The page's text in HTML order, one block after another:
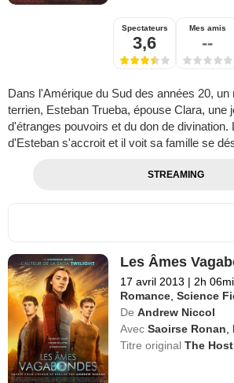
Spectateurs
3,6
Mes amis
--
Dans l'Amérique du Sud des années 20, un
terrien, Esteban Trueba, épouse Clara, une
d'étranges pouvoirs et du don de divination.
d'Esteban s'accroit et il voit sa famille se
STREAMING
Les Âmes
17 avril 2013 | 2h
Romance ,Science
De Andrew Niccol
Avec Saoirse Ronan
Titre originalThe Host